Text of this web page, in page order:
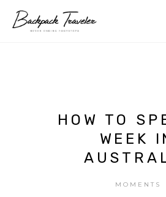
HOW TO
WEEK
MOMENTS